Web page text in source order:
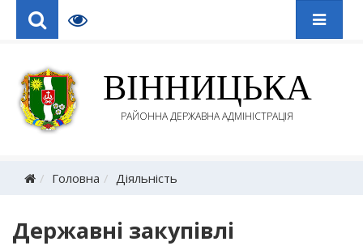
ВІННИЦЬКА
РАЙОННА ДЕРЖАВНА АДМІНІСТРАЦІЯ
Головна Діяльність
Державні закупівлі